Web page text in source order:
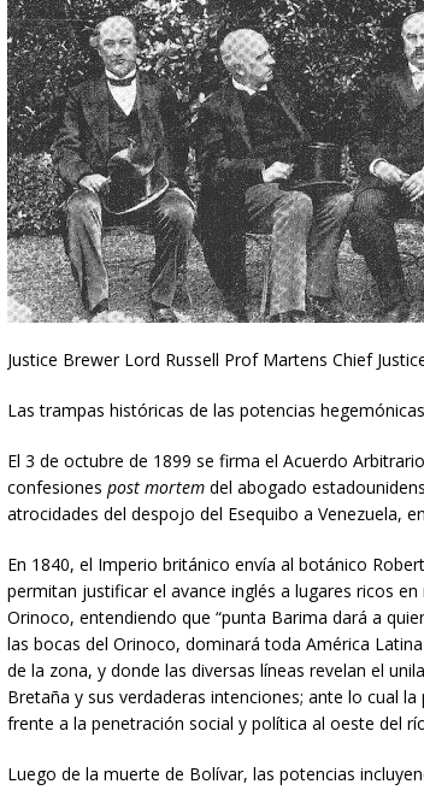
Justice Brewer Lord Russell Prof Martens Chief
Las trampas históricas de las potencias hegemónicas
El 3 de octubre de 1899 se firma el Acuerdo
confesiones post mortem del abogado
atrocidades del despojo del Esequibo a Venezuela,
En 1840, el Imperio británico envía al botánico
permitan justificar el avance inglés a lugares ricos
Orinoco, entendiendo que “punta Barima dará a
las bocas del Orinoco, dominará toda América
de la zona, y donde las diversas líneas revelan el
Bretaña y sus verdaderas intenciones; ante lo cual
frente a la penetración social y política al oeste del
Luego de la muerte de Bolívar, las potencias